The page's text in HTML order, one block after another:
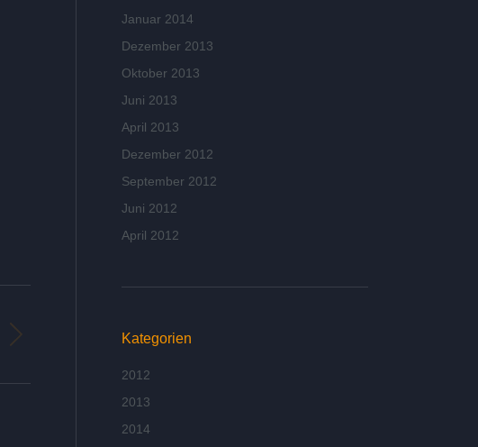
Januar 2014
Dezember 2013
Oktober 2013
Juni 2013
April 2013
Dezember 2012
September 2012
Juni 2012
April 2012
Kategorien
2012
2013
2014